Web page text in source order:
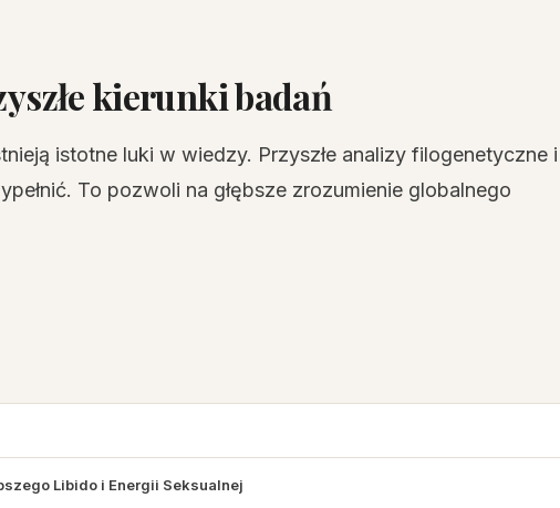
kierunki badań
istotne luki w wiedzy. Przyszłe analizy filogenetyczne i
To pozwoli na głębsze zrozumienie globalnego
Libido i Energii Seksualnej